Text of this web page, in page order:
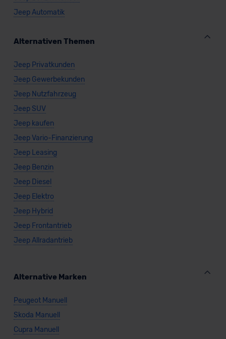
Jeep Automatik
Alternativen Themen
Jeep Privatkunden
Jeep Gewerbekunden
Jeep Nutzfahrzeug
Jeep SUV
Jeep kaufen
Jeep Vario-Finanzierung
Jeep Leasing
Jeep Benzin
Jeep Diesel
Jeep Elektro
Jeep Hybrid
Jeep Frontantrieb
Jeep Allradantrieb
Alternative Marken
Peugeot Manuell
Skoda Manuell
Cupra Manuell